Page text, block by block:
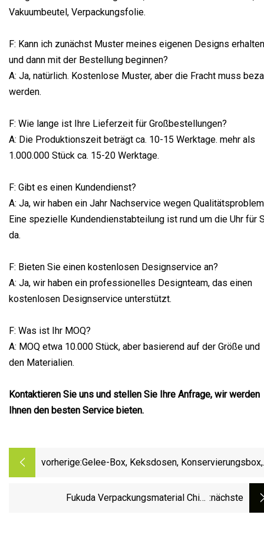
Vakuumbeutel, Verpackungsfolie.
F: Kann ich zunächst Muster meines eigenen Designs erhalten
und dann mit der Bestellung beginnen?
A: Ja, natürlich. Kostenlose Muster, aber die Fracht muss
werden.
F: Wie lange ist Ihre Lieferzeit für Großbestellungen?
A: Die Produktionszeit beträgt ca. 10-15 Werktage. mehr als
1.000.000 Stück ca. 15-20 Werktage.
F: Gibt es einen Kundendienst?
A: Ja, wir haben ein Jahr Nachservice wegen
Eine spezielle Kundendienstabteilung ist rund um die Uhr für
da.
F: Bieten Sie einen kostenlosen Designservice an?
A: Ja, wir haben ein professionelles Designteam, das einen
kostenlosen Designservice unterstützt.
F: Was ist Ihr MOQ?
A: MOQ etwa 10.000 Stück, aber basierend auf der Größe und
den Materialien.
Kontaktieren Sie uns und stellen Sie Ihre Anfrage, wir werden
Ihnen den besten Service bieten.
vorherige:Gelee-Box, Keksdosen, Konservierungsbox,
Fukuda Verpackungsmaterial China :nächste